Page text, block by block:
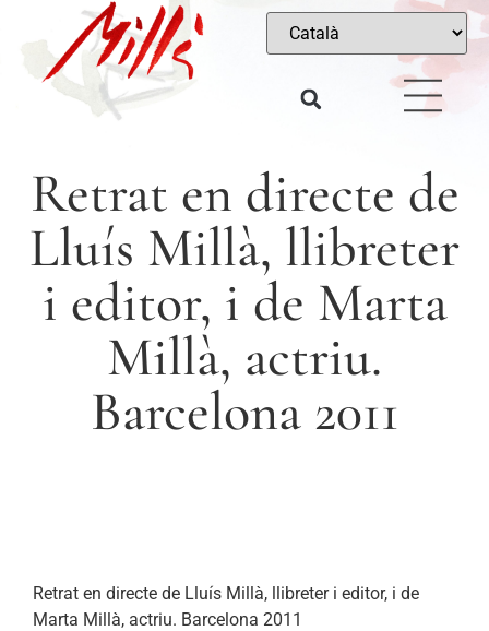
Retrat en directe de
Lluís Millà, llibreter
i editor, i de Marta
Millà, actriu.
Barcelona 2011
Retrat en directe de Lluís Millà, llibreter i editor, i de
Marta Millà, actriu. Barcelona 2011